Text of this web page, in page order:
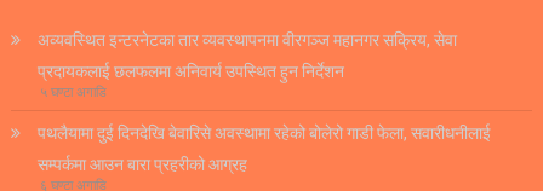
अव्यवस्थित इन्टरनेटका तार व्यवस्थापनमा वीरगञ्ज महानगर सक्रिय, सेवा
प्रदायकलाई छलफलमा अनिवार्य उपस्थित हुन निर्देशन
५ घण्टा अगाडि
पथलैयामा दुई दिनदेखि बेवारिसे अवस्थामा रहेको बोलेरो गाडी फेला, सवारीधनीलाई
सम्पर्कमा आउन बारा प्रहरीको आग्रह
६ घण्टा अगाडि